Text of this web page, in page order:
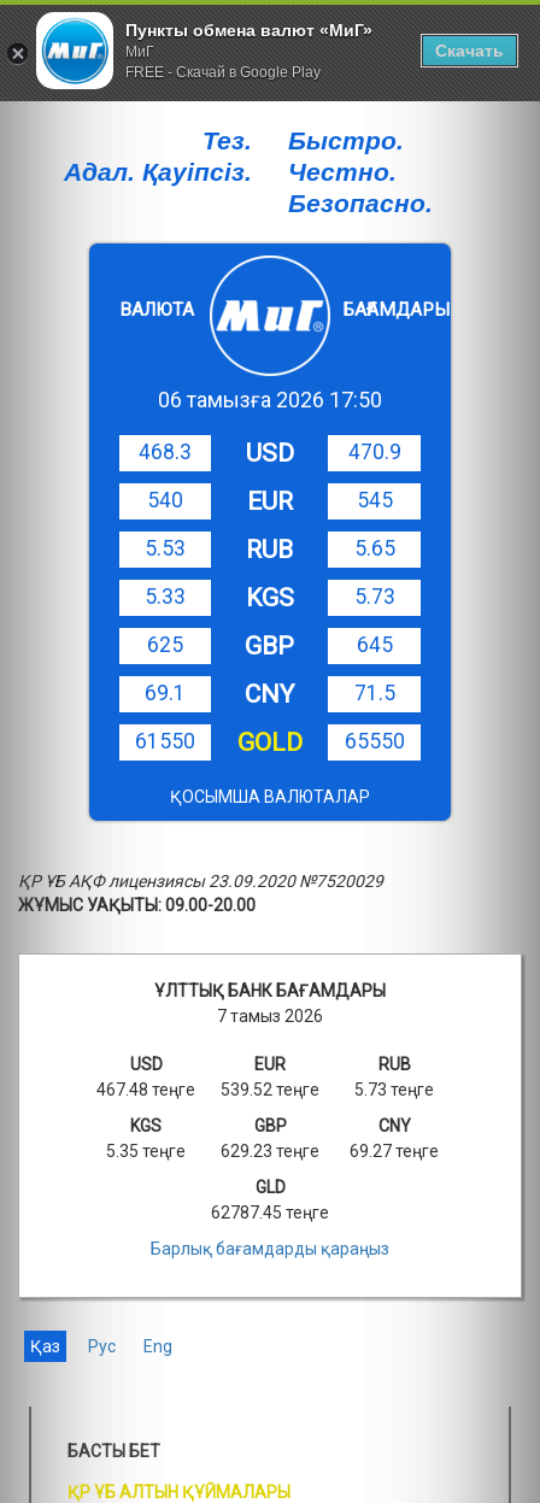
Тез.
Адал. Қауiпсiз.
Быстро.
Честно.
Безопасно.
ВАЛЮТА БАҒАМДАРЫ
06 тамызға 2026 17:50
468.3 USD
470.9
540
EUR
545
5.53
RUB
5.65
5.33
KGS
5.73
625
GBP
645
69.1
CNY
71.5
61550
GOLD 65550
ҚОСЫМША ВАЛЮТАЛАР
ҚР ҰБ АҚФ лицензиясы 23.09.2020 №7520029
ЖҰМЫС УАҚЫТЫ: 09.00-20.00
ҰЛТТЫҚ БАНК БАҒАМДАРЫ
7 тамыз 2026
USD
467.48 теңге
EUR
539.52 теңге
RUB
5.73 теңге
KGS
5.35 теңге
GBP
629.23 теңге
CNY
69.27 теңге
GLD
62787.45 теңге
Барлық бағамдарды қараңыз
Қаз Рус Eng
БАСТЫ БЕТ
ҚР ҰБ АЛТЫН ҚҰЙМАЛАРЫ
Пункты обмена валют «МиГ»
МиГ
FREE - Скачай в Google Play
Скачать